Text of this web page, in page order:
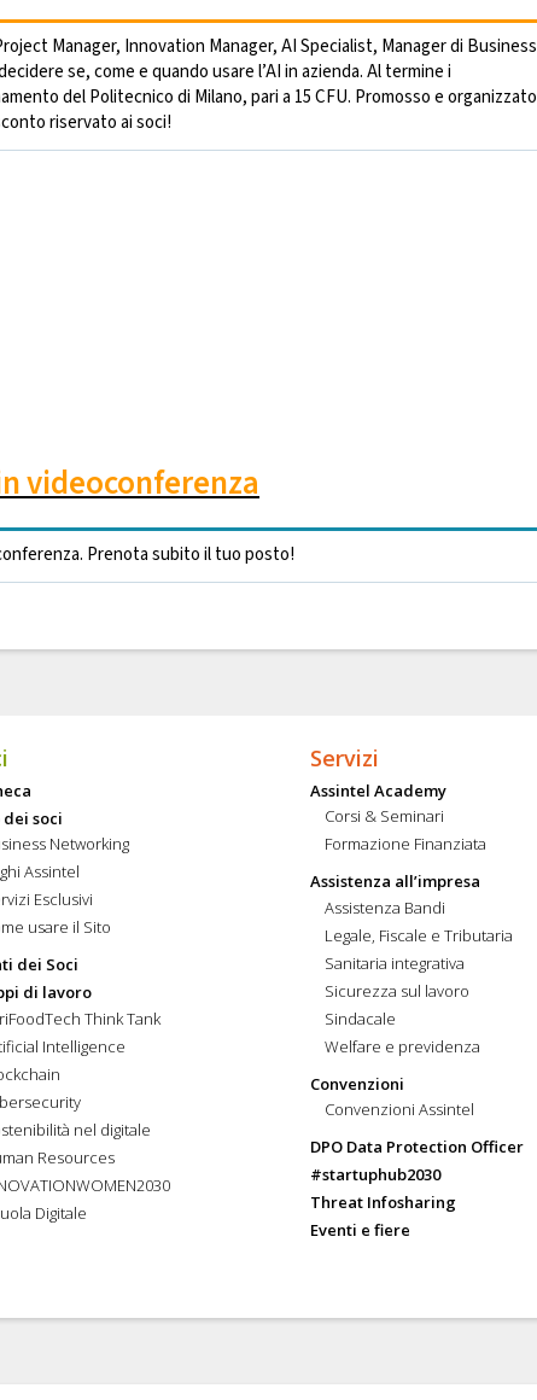
Manager, Innovation Manager, AI Specialist, Manager di Business
se, come e quando usare l’AI in azienda. Al termine i
del Politecnico di Milano, pari a 15 CFU. Promosso e organizzato
riservato ai soci!
videoconferenza
Prenota subito il tuo posto!
dei soci
Networking
Assintel
Esclusivi
usare il Sito
dei Soci
di lavoro
Think Tank
Intelligence
nel digitale
Resources
Digitale
Servizi
Assintel Academy
Corsi & Seminari
Formazione Finanziata
Assistenza all’impresa
Assistenza Bandi
Legale, Fiscale e Tributaria
Sanitaria integrativa
Sicurezza sul lavoro
Sindacale
Welfare e previdenza
Convenzioni
Convenzioni Assintel
DPO Data Protection Officer
#startuphub2030
Threat Infosharing
Eventi e fiere